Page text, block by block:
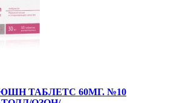
ТАБЛЕТС 60МГ. №10